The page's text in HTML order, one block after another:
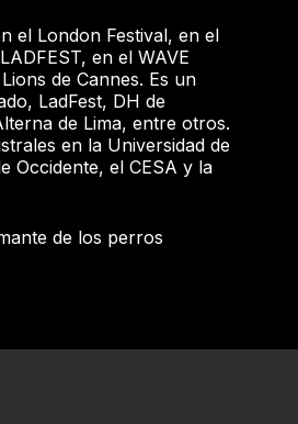
el London Festival, en el
en el WAVE
de Cannes. Es un
LadFest, DH de
de Lima, entre otros.
en la Universidad de
Occidente, el CESA y la
de los perros